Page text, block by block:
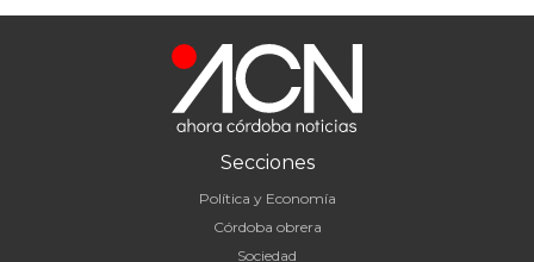
Secciones
Política y Economía
Córdoba obrera
Sociedad